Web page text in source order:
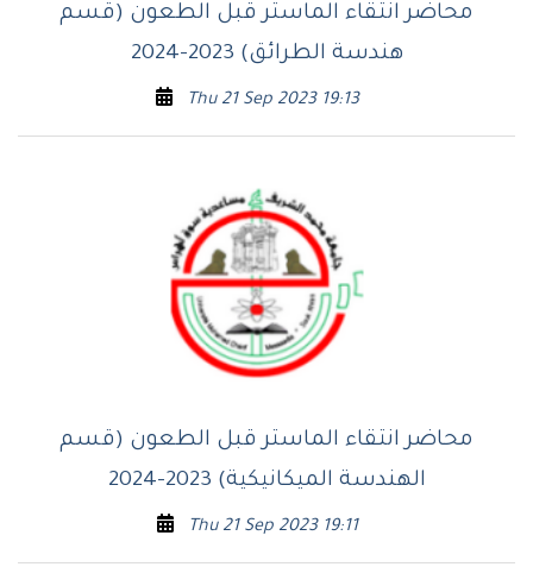
محاضر انتقاء الماستر قبل الطعون (قسم
هندسة الطرائق) 2023-2024
Thu 21 Sep 2023 19:13
محاضر انتقاء الماستر قبل الطعون (قسم
الهندسة الميكانيكية) 2023-2024
Thu 21 Sep 2023 19:11